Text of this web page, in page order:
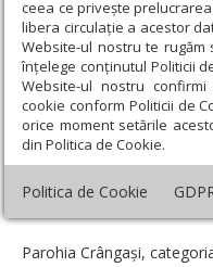
ceea ce privește
libera circulație a acestor
Website-ul nostru te
înțelege conținutul Politicii
Website-ul nostru
cookie conform Politicii de
orice moment setările
din Politica de Cookie.
Politica de Cookie
Ziarul Lumina › Anunțuri ›
Dâmbovița
Licitație la
Dâmbovița
Data: 21 Mai 2026
Parohia Crângași,